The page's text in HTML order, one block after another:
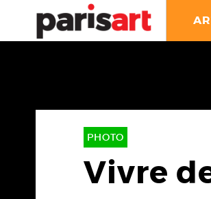
PHOTO
Vivre